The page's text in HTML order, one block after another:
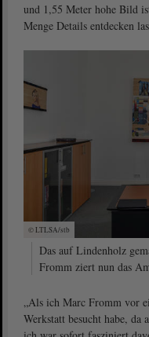
und 1,55 Meter hohe Bild
Menge Details entdecken
© LTLSA/stb
Das auf Lindenholz
Fromm ziert nun das
„Als ich Marc Fromm vor
Werkstatt besucht habe, da